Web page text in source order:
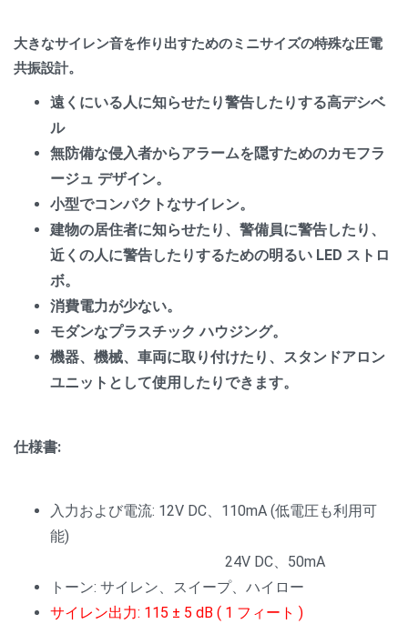
大きなサイレン音を作り出すためのミニサイズの特殊な圧電
共振設計。
遠くにいる人に知らせたり警告したりする高デシベ
ル
無防備な侵入者からアラームを隠すためのカモフラ
ージュ デザイン。
小型でコンパクトなサイレン。
建物の居住者に知らせたり、警備員に警告したり、
近くの人に警告したりするための明るい LED ストロ
ボ。
消費電力が少ない。
モダンなプラスチック ハウジング。
機器、機械、車両に取り付けたり、スタンドアロン
ユニットとして使用したりできます。
仕様書:
入力および電流: 12V DC、110mA (低電圧も利用可
能)
24V DC、50mA
トーン: サイレン、スイープ、ハイロー
サイレン出力: 115 ± 5 dB ( 1 フィート )